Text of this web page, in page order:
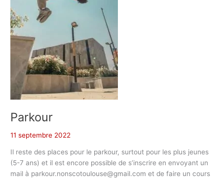
Parkour
11 septembre 2022
Il reste des places pour le parkour, surtout pour les plus jeunes
(5-7 ans) et il est encore possible de s’inscrire en envoyant un
mail à parkour.nonscotoulouse@gmail.com et de faire un cours